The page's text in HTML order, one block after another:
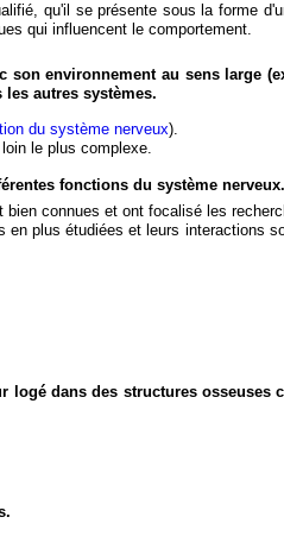
qu'il se présente sous la forme
qui influencent le comportement.
environnement au sens large
autres systèmes.
du système nerveux).
le plus complexe.
fonctions du système nerveux.
connues et ont focalisé les
plus étudiées et leurs interactions
logé dans des structures osseuses